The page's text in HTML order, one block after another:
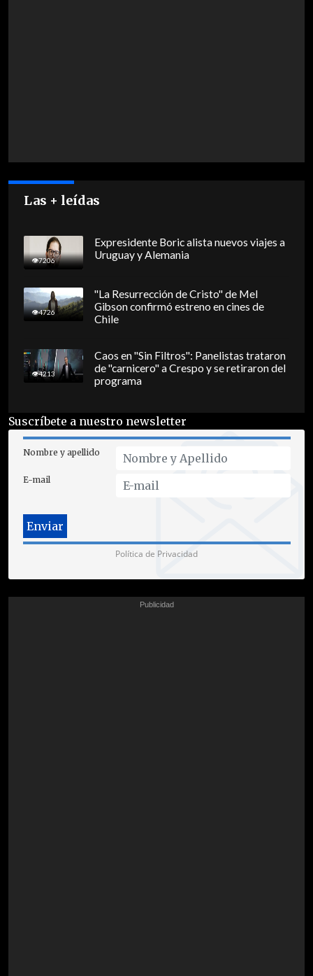
Las + leídas
7206
Expresidente Boric alista nuevos viajes a
Uruguay y Alemania
4726
"La Resurrección de Cristo" de Mel
Gibson confirmó estreno en cines de
Chile
4213
Caos en "Sin Filtros": Panelistas trataron
de "carnicero" a Crespo y se retiraron del
programa
Suscríbete a nuestro newsletter
Nombre y apellido
E-mail
Política de Privacidad